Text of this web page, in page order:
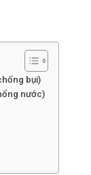
bụi)
nước)